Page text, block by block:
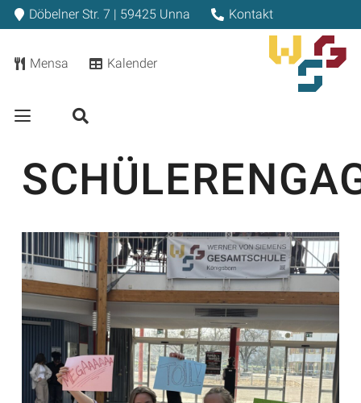
Döbelner Str. 7 | 59425 Unna Kontakt
Mensa Kalender